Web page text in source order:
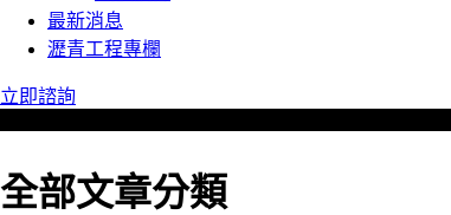
最新消息
瀝青工程專欄
立即諮詢
全部文章分類